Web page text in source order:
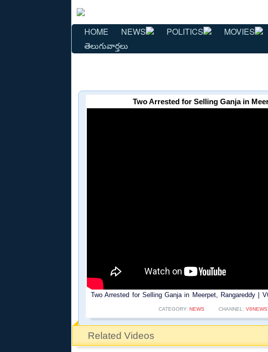
HOME NEWS POLITICS MOVIES
తెలుగువార్తలు
Two Arrested for Selling Ganja in
Two Arrested for Selling Ganja in Meerpet, Rangareddy |
CATEGORY: NEWS CHANNEL:
Related Videos